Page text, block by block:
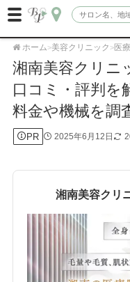
ホーム>美容クリニック >医
湘南美容クリニ
口コミ・評判を
料金や機械を調
PR 2025年6月12日
湘南美容クリ